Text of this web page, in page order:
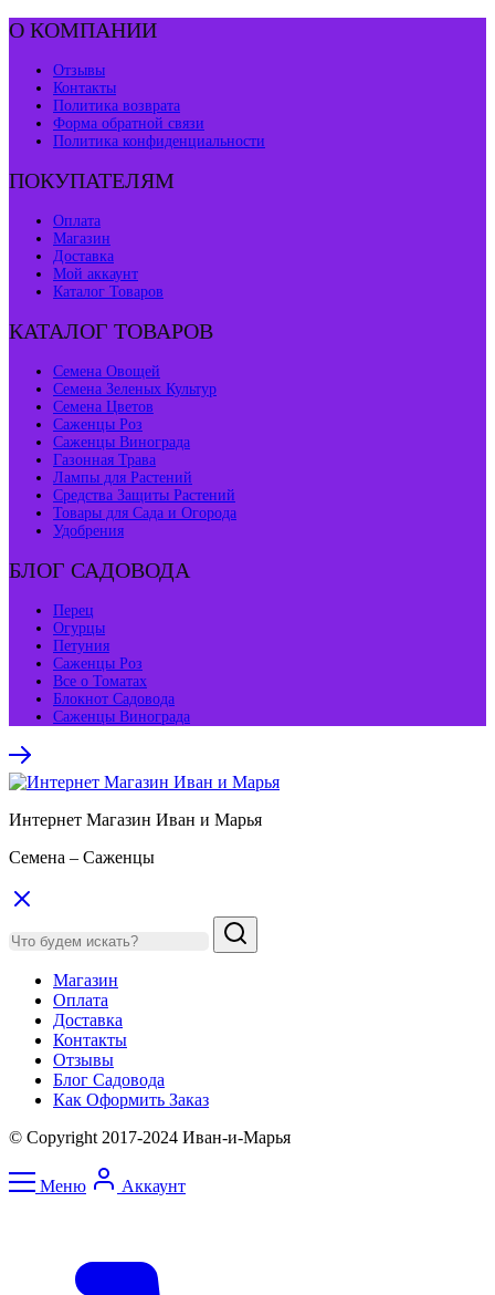
О КОМПАНИИ
Отзывы
Контакты
Политика возврата
Форма обратной связи
Политика конфиденциальности
ПОКУПАТЕЛЯМ
Оплата
Магазин
Доставка
Мой аккаунт
Каталог Товаров
КАТАЛОГ ТОВАРОВ
Семена Овощей
Семена Зеленых Культур
Семена Цветов
Саженцы Роз
Саженцы Винограда
Газонная Трава
Лампы для Растений
Средства Защиты Растений
Товары для Сада и Огорода
Удобрения
БЛОГ САДОВОДА
Перец
Огурцы
Петуния
Саженцы Роз
Все о Томатах
Блокнот Садовода
Саженцы Винограда
Интернет Магазин Иван и Марья
Семена – Саженцы
Магазин
Оплата
Доставка
Контакты
Отзывы
Блог Садовода
Как Оформить Заказ
© Copyright 2017-2024 Иван-и-Марья
Меню Аккаунт